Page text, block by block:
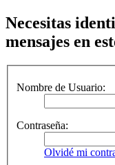
Necesitas
mensajes en
Nombre de Usuario:
Contraseña:
Olvidé mi